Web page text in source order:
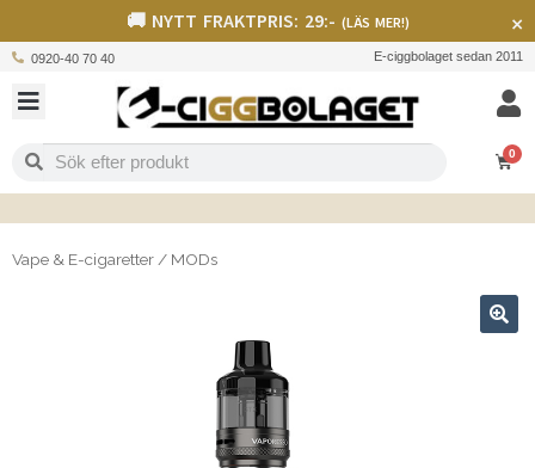
🚚 NYTT FRAKTPRIS: 29:- (LÄS MER!) ×
0920-40 70 40 E-ciggbolaget sedan 2011
0
Vape & E-cigaretter / MODs